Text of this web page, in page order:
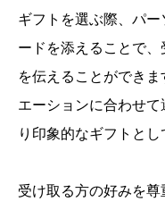
ギフトを選ぶ際、パ
ードを添えることで
を伝えることができ
エーションに合わせ
り印象的なギフトとし
受け取る方の好みを